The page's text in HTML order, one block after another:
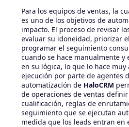
Para los equipos de ventas, la
es uno de los objetivos de
impacto. El proceso de revisar
evaluar su idoneidad, priorizar
programar el seguimiento
cuando se hace manualmente y
en su lógica, lo que lo hace muy
ejecución por parte de agentes
automatización de HaloCRM
de operaciones de ventas
cualificación, reglas de
seguimiento que se ejecutan
medida que los leads entran en